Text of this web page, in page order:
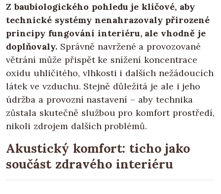
Z baubiologického pohledu je klíčové, aby
technické systémy nenahrazovaly přirozené
principy fungování interiéru, ale vhodně je
doplňovaly. Správně navržené a provozované
větrání může přispět ke snížení koncentrace
oxidu uhličitého, vlhkosti i dalších nežádoucích
látek ve vzduchu. Stejně důležitá je ale i jeho
údržba a provozní nastavení – aby technika
zůstala skutečně službou pro komfort prostředí,
nikoli zdrojem dalších problémů.
Akustický komfort: ticho jako
součást zdravého interiéru